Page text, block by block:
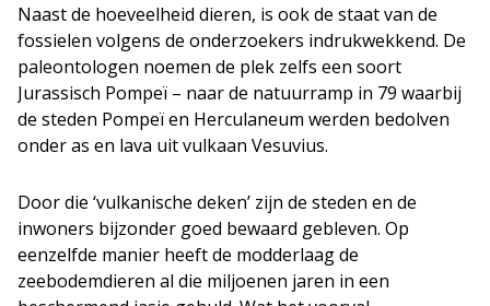
Naast de hoeveelheid dieren, is ook de staat van de
fossielen volgens de onderzoekers indrukwekkend. De
paleontologen noemen de plek zelfs een soort
Jurassisch Pompeï – naar de natuurramp in 79 waarbij
de steden Pompeï en Herculaneum werden bedolven
onder as en lava uit vulkaan Vesuvius.
Door die ‘vulkanische deken’ zijn de steden en de
inwoners bijzonder goed bewaard gebleven. Op
eenzelfde manier heeft de modderlaag de
zeebodemdieren al die miljoenen jaren in een